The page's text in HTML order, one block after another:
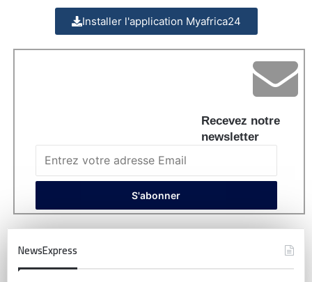
Installer l'application Myafrica24
Recevez notre
newsletter
NewsExpress